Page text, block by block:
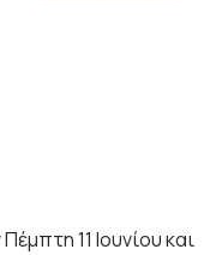
11 Ιουνίου και